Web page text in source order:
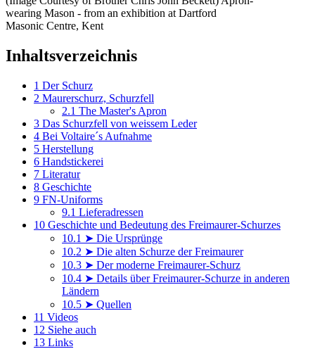
wearing Mason - from an exhibition at Dartford
Masonic Centre, Kent
Inhaltsverzeichnis
1 Der Schurz
2 Maurerschurz, Schurzfell
2.1 The Master's Apron
3 Das Schurzfell von weissem Leder
4 Bei Voltaire´s Aufnahme
5 Herstellung
6 Handstickerei
7 Literatur
8 Geschichte
9 FN-Uniforms
9.1 Lieferadressen
10 Geschichte und Bedeutung des Freimaurer-Schurzes
10.1 ➤ Die Ursprünge
10.2 ➤ Die alten Schurze der Freimaurer
10.3 ➤ Der moderne Freimaurer-Schurz
10.4 ➤ Details über Freimaurer-Schurze in anderen
Ländern
10.5 ➤ Quellen
11 Videos
12 Siehe auch
13 Links